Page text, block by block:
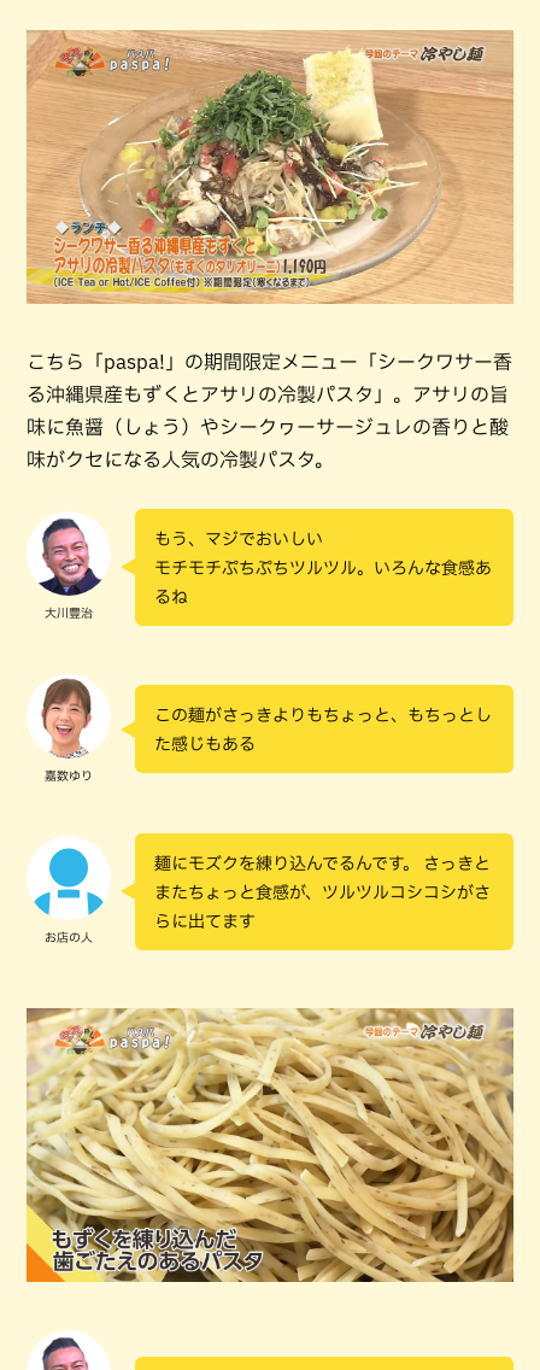
こちら「paspa!」の期間限定メニュー「シークワサー香
る沖縄県産もずくとアサリの冷製パスタ」。アサリの旨
味に魚醤（しょう）やシークヮーサージュレの香りと酸
味がクセになる人気の冷製パスタ。
大川豊治
もう、マジでおいしい
モチモチぷちぷちツルツル。いろんな食感あ
るね
嘉数ゆり
この麺がさっきよりもちょっと、もちっとし
た感じもある
お店の人
麺にモズクを練り込んでるんです。 さっきと
またちょっと食感が、ツルツルコシコシがさ
らに出てます